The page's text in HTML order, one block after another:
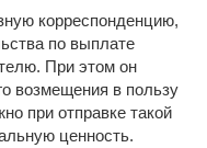
корреспонденцию,
по выплате
При этом он
возмещения в пользу
при отправке такой
ценность.